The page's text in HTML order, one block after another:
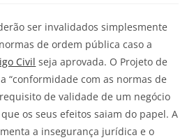
ser invalidados simplesmente
de ordem pública caso a
Civil seja aprovada. O Projeto de
“conformidade com as normas de
de validade de um negócio
os seus efeitos saiam do papel. A
a insegurança jurídica e o